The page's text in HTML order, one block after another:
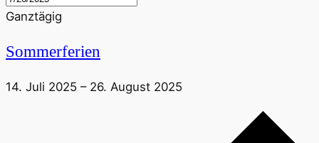
Ganztägig
Sommerferien
14. Juli 2025 – 26. August 2025